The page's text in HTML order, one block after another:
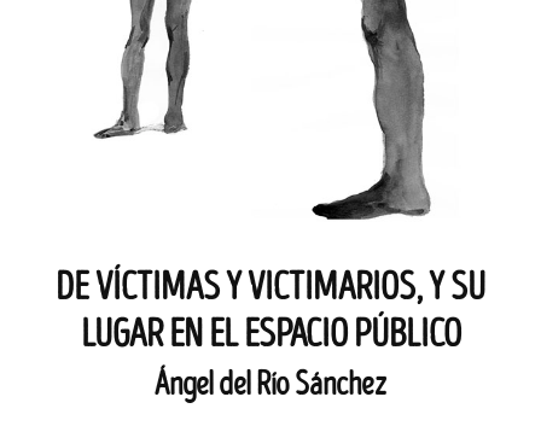
DE VÍCTIMAS Y VICTIMARIOS, Y SU
LUGAR EN EL ESPACIO PÚBLICO
Ángel del Río Sánchez